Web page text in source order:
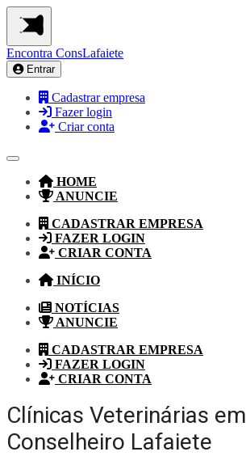
Encontra ConsLafaiete
Entrar
Cadastrar empresa
Fazer login
Criar conta
HOME
ANUNCIE
CADASTRAR EMPRESA
FAZER LOGIN
CRIAR CONTA
INÍCIO
NOTÍCIAS
ANUNCIE
CADASTRAR EMPRESA
FAZER LOGIN
CRIAR CONTA
Clínicas Veterinárias em
Conselheiro Lafaiete